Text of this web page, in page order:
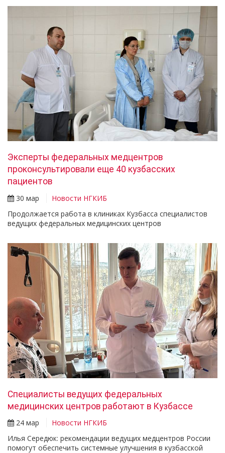
Эксперты федеральных медцентров
проконсультировали еще 40 кузбасских
пациентов
30 мар
Новости НГКИБ
Продолжается работа в клиниках Кузбасса специалистов
ведущих федеральных медицинских центров
Специалисты ведущих федеральных
медицинских центров работают в Кузбассе
24 мар
Новости НГКИБ
Илья Середюк: рекомендации ведущих медцентров России
помогут обеспечить системные улучшения в кузбасской